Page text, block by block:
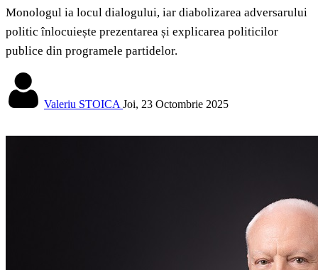
Monologul ia locul dialogului, iar diabolizarea adversarului
politic înlocuiește prezentarea și explicarea politicilor
publice din programele partidelor.
Valeriu STOICA Joi, 23 Octombrie 2025